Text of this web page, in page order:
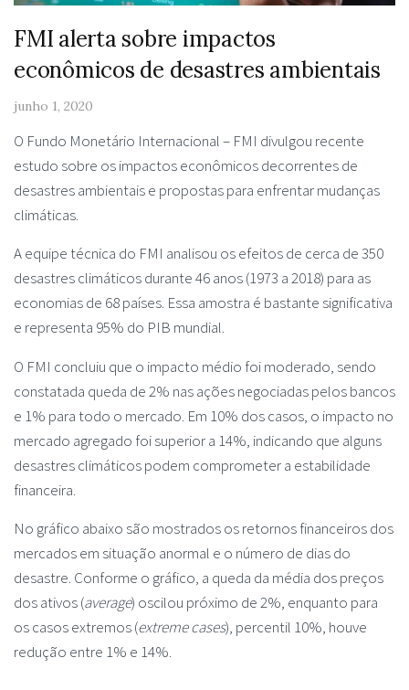
FMI alerta sobre impactos
econômicos de desastres ambientais
junho 1, 2020
O Fundo Monetário Internacional – FMI divulgou recente
estudo sobre os impactos econômicos decorrentes de
desastres ambientais e propostas para enfrentar mudanças
climáticas.
A equipe técnica do FMI analisou os efeitos de cerca de 350
desastres climáticos durante 46 anos (1973 a 2018) para as
economias de 68 países. Essa amostra é bastante significativa
e representa 95% do PIB mundial.
O FMI concluiu que o impacto médio foi moderado, sendo
constatada queda de 2% nas ações negociadas pelos bancos
e 1% para todo o mercado. Em 10% dos casos, o impacto no
mercado agregado foi superior a 14%, indicando que alguns
desastres climáticos podem comprometer a estabilidade
financeira.
No gráfico abaixo são mostrados os retornos financeiros dos
mercados em situação anormal e o número de dias do
desastre. Conforme o gráfico, a queda da média dos preços
dos ativos (average) oscilou próximo de 2%, enquanto para
os casos extremos (extreme cases), percentil 10%, houve
redução entre 1% e 14%.